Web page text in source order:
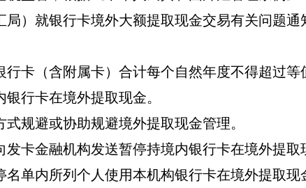
）就银行卡境外大额提取现金交易有关问题通
卡（含附属卡）合计每个自然年度不得超过等
行卡在境外提取现金。
规避或协助规避境外提取现金管理。
卡金融机构发送暂停持境内银行卡在境外提取
名单内所列个人使用本机构银行卡在境外提取现